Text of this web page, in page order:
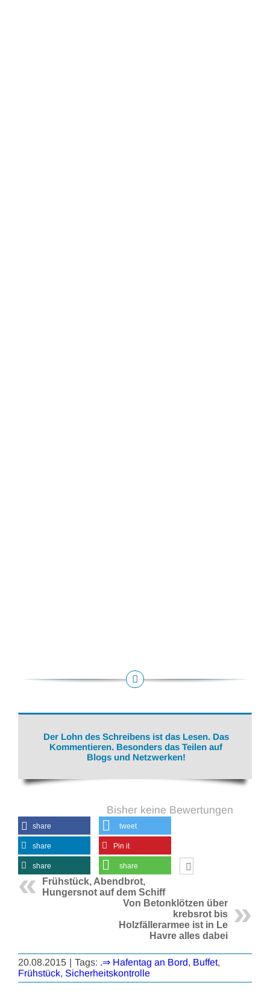
Der Lohn des Schreibens ist das Lesen. Das
Kommentieren. Besonders das Teilen auf
Blogs und Netzwerken!
Bisher keine Bewertungen
share tweet
share Pin it
share share
Frühstück, Abendbrot,
Hungersnot auf dem Schiff
Von Betonklötzen über
krebsrot bis
Holzfällerarmee ist in Le
Havre alles dabei
20.08.2015 | Tags: .⇒ Hafentag an Bord, Buffet,
Frühstück, Sicherheitskontrolle